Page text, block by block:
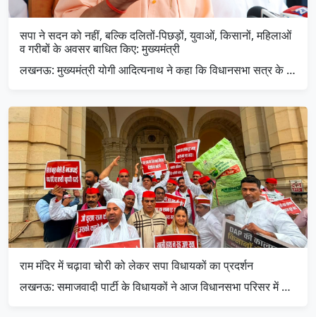
सपा ने सदन को नहीं, बल्कि दलितों-पिछड़ों, युवाओं, किसानों, महिलाओं
व गरीबों के अवसर बाधित किए: मुख्यमंत्री
लखनऊ: मुख्यमंत्री योगी आदित्यनाथ ने कहा कि विधानसभा सत्र के …
राम मंदिर में चढ़ावा चोरी को लेकर सपा विधायकों का प्रदर्शन
लखनऊ: समाजवादी पार्टी के विधायकों ने आज विधानसभा परिसर में …